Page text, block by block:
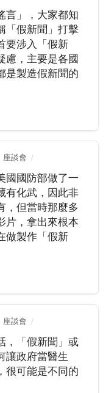
言」，大家都知
「假新聞」打擊
要涉入「假新
慮，主要是各國
是製造假新聞的
座談會
國國防部做了一
有化武，因此非
，但當時那麼多
片，拿出來根本
做製作「假新
座談會
，「假新聞」或
讓政府當醫生
很可能是不同的